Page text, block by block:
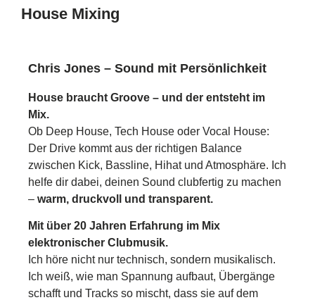
House Mixing
Chris Jones – Sound mit Persönlichkeit
House braucht Groove – und der entsteht im
Mix.
Ob Deep House, Tech House oder Vocal House:
Der Drive kommt aus der richtigen Balance
zwischen Kick, Bassline, Hihat und Atmosphäre. Ich
helfe dir dabei, deinen Sound clubfertig zu machen
– warm, druckvoll und transparent.
Mit über 20 Jahren Erfahrung im Mix
elektronischer Clubmusik.
Ich höre nicht nur technisch, sondern musikalisch.
Ich weiß, wie man Spannung aufbaut, Übergänge
schafft und Tracks so mischt, dass sie auf dem